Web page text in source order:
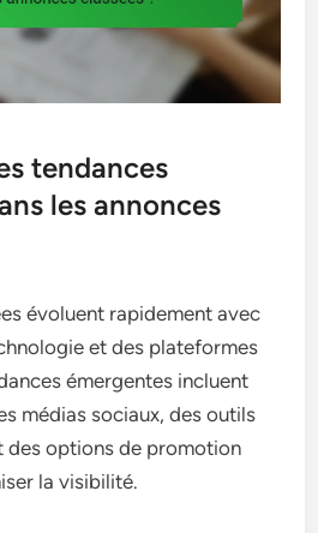
tendances
les annonces
évoluent rapidement avec
et des plateformes
émergentes incluent
médias sociaux, des outils
des options de promotion
la visibilité.